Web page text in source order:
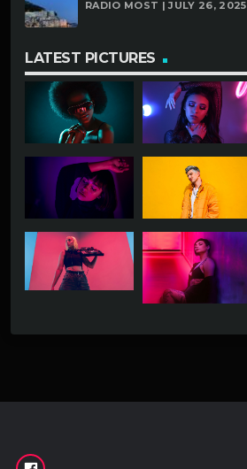
RADIO MOST | JULY 26, 2025
LATEST PICTURES